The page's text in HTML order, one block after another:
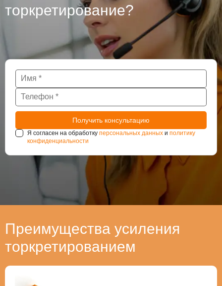
торкретирование?
Я согласен на обработку персональных данных и политику
конфиденциальности
Преимущества усиления
торкретированием